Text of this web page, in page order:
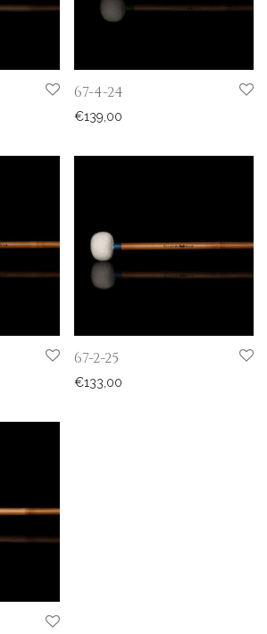
67-4-24
€139,00
67-2-25
€133,00